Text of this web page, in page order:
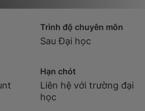
Trình độ chuyên môn
Sau Đại học
Hạn chót
Liên hệ với trường đại
học